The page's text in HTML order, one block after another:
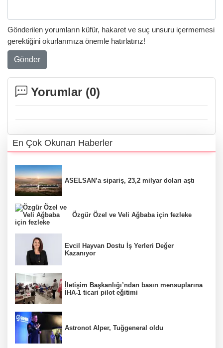
Gönderilen yorumların küfür, hakaret ve suç unsuru içermemesi
gerektiğini okurlarımıza önemle hatırlatırız!
Gönder
Yorumlar (0)
En Çok Okunan Haberler
ASELSAN’a sipariş, 23,2 milyar doları aştı
Özgür Özel ve Veli Ağbaba için fezleke
Evcil Hayvan Dostu İş Yerleri Değer
Kazanıyor
İletişim Başkanlığı’ndan basın mensuplarına
İHA-1 ticari pilot eğitimi
Astronot Alper, Tuğgeneral oldu